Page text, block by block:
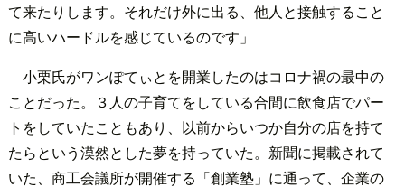
て来たりします。それだけ外に出る、他人と接触すること
に高いハードルを感じているのです」
小栗氏がワンぽてぃとを開業したのはコロナ禍の最中の
ことだった。３人の子育てをしている合間に飲食店でパー
トをしていたこともあり、以前からいつか自分の店を持て
たらという漠然とした夢を持っていた。新聞に掲載されて
いた、商工会議所が開催する「創業塾」に通って、企業の